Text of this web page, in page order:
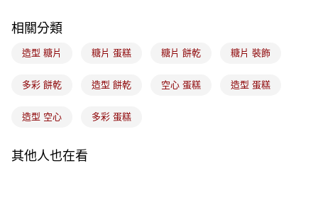
運送方式
7-11取貨(5kg以內，尺寸不超過90cm)
每筆NT$100，滿NT$1,500(含以上)免運費
付款後門市自取
相關分類
造型 糖片 糖片 蛋糕 糖片 餅乾 糖片 裝飾
多彩 餅乾 造型 餅乾 空心 蛋糕 造型 蛋糕
造型 空心 多彩 蛋糕
其他人也在看